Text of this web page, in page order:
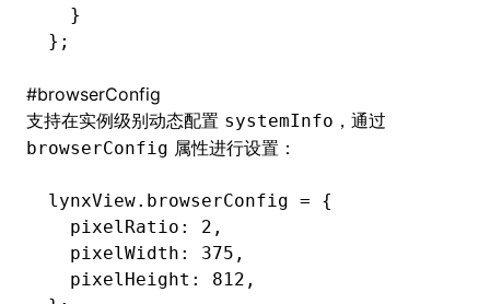
  }
};
#browserConfig
支持在实例级别动态配置 systemInfo ，通过
browserConfig 属性进行设置：
lynxView.browserConfig = {
  pixelRatio
: 2 ,
  pixelWidth
: 375 ,
  pixelHeight
: 812 ,